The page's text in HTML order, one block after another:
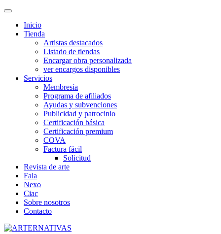
Inicio
Tienda
Artistas destacados
Listado de tiendas
Encargar obra personalizada
ver encargos disponibles
Servicios
Membresía
Programa de afiliados
Ayudas y subvenciones
Publicidad y patrocinio
Certificación básica
Certificación premium
COVA
Factura fácil
Solicitud
Revista de arte
Faia
Nexo
Ciac
Sobre nosotros
Contacto